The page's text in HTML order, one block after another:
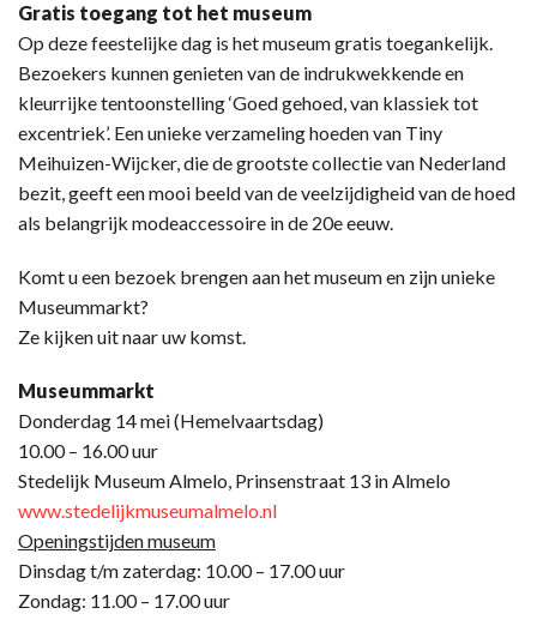
Gratis toegang tot het museum
Op deze feestelijke dag is het museum gratis toegankelijk.
Bezoekers kunnen genieten van de indrukwekkende en
kleurrijke tentoonstelling ‘Goed gehoed, van klassiek tot
excentriek’. Een unieke verzameling hoeden van Tiny
Meihuizen-Wijcker, die de grootste collectie van Nederland
bezit, geeft een mooi beeld van de veelzijdigheid van de hoed
als belangrijk modeaccessoire in de 20e eeuw.
Komt u een bezoek brengen aan het museum en zijn unieke
Museummarkt?
Ze kijken uit naar uw komst.
Museummarkt
Donderdag 14 mei (Hemelvaartsdag)
10.00 – 16.00 uur
Stedelijk Museum Almelo, Prinsenstraat 13 in Almelo
www.stedelijkmuseumalmelo.nl
Openingstijden museum
Dinsdag t/m zaterdag: 10.00 – 17.00 uur
Zondag: 11.00 – 17.00 uur